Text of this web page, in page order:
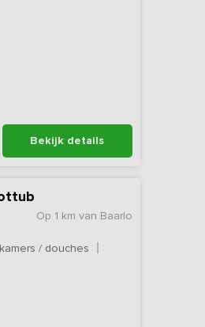
Bekijk details
Op 1 km van Baarlo
/ douches